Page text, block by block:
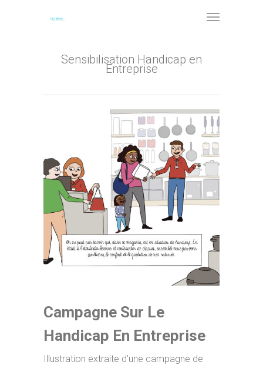
Sensibilisation Handicap en
Entreprise
Campagne Sur Le
Handicap En Entreprise
Illustration extraite d’une campagne de